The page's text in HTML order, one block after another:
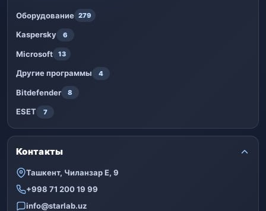
Оборудование 279
Kaspersky 6
Microsoft 13
Другие программы 4
Bitdefender 8
ESET 7
Контакты
Ташкент, Чиланзар Е, 9
+998 71 200 19 99
info@starlab.uz